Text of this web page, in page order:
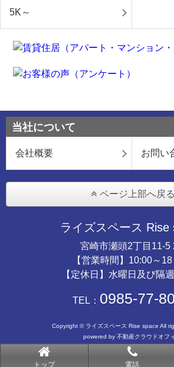
トップ 電話
5K～
当社について
会社概要 お問い
ページ上部へ戻る
ライズスペース Rise
宮崎市瀬頭2丁目11-5
【営業時間】10:00～
【定休日】水曜日及び隔
TEL： 0985-77-
Copyright © ライズスペース Rise space All
powered by 不動産クラウドオフ